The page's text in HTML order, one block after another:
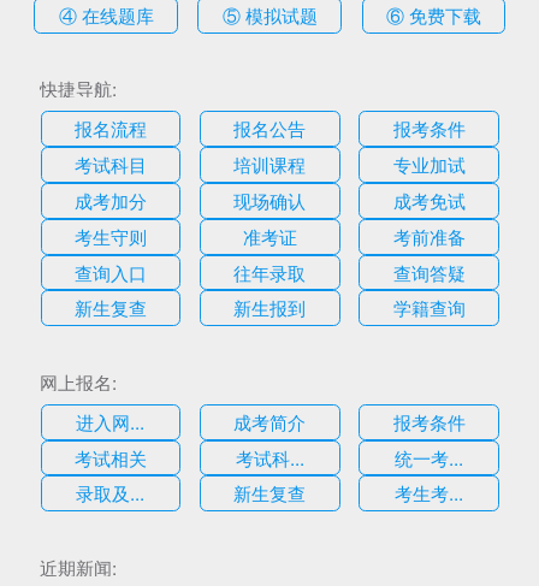
④ 在线题库
⑤ 模拟试题 ⑥ 免费下载
快捷导航:
报名流程
报名公告
报考条件
考试科目
培训课程
专业加试
成考加分
现场确认
成考免试
考生守则
准考证
考前准备
查询入口
往年录取
查询答疑
新生复查
新生报到 学籍查询
网上报名:
进入网...
成考简介
报考条件
考试相关
考试科...
统一考...
录取及...
新生复查 考生考...
近期新闻: